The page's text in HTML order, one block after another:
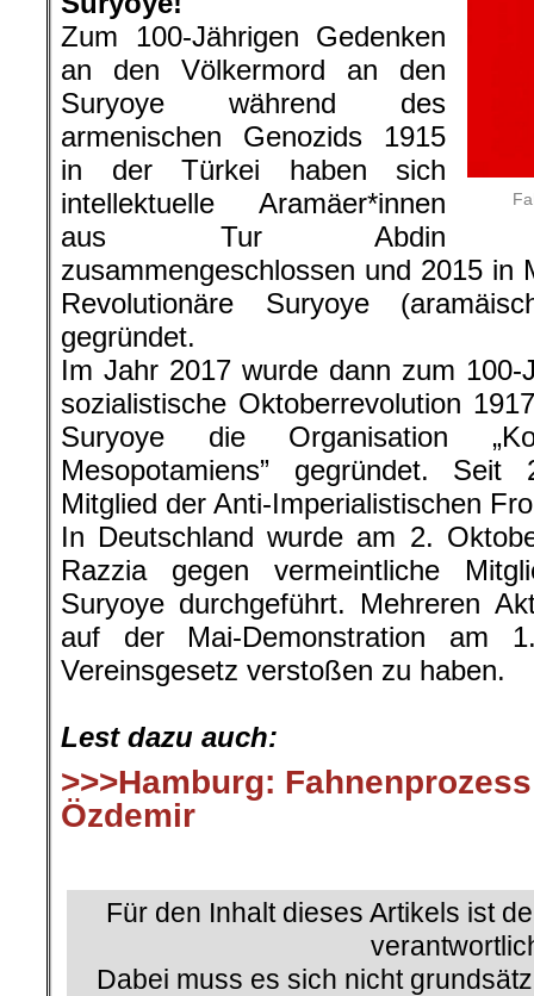
Zum 100-Jährigen Gedenken
an den Völkermord an den
Suryoye während des
armenischen Genozids 1915
in der Türkei haben sich
intellektuelle Aramäer*innen
aus Tur Abdin
zusammengeschlossen und 2015 in
Revolutionäre Suryoye
gegründet.
Im Jahr 2017 wurde dann zum 100-
sozialistische Oktoberrevolution
Suryoye die Organisation
Mesopotamiens” gegründet.
Mitglied der Anti-Imperialistischen
In Deutschland wurde am 2.
Razzia gegen vermeintliche
Suryoye durchgeführt. Mehreren
auf der Mai-Demonstration am
Vereinsgesetz verstoßen zu haben.
Lest dazu auch:
>>>Hamburg:
Özdemir
Für den Inhalt dieses Artikels ist
Dabei muss es sich nicht